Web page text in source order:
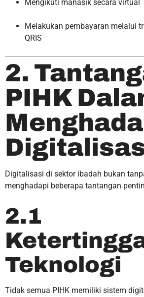
Mengikuti manasik secara virtual
Melakukan pembayaran melalui
QRIS
2.
PIHK
Digitalisasi di sektor ibadah bukan
menghadapi beberapa tantangan
2.1
Teknologi
Tidak semua PIHK memiliki sistem